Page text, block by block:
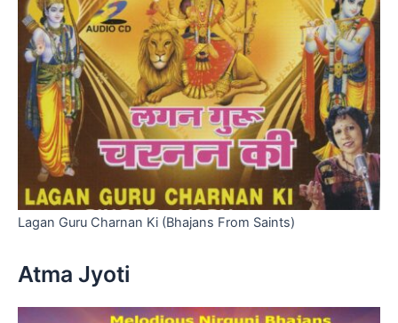
Lagan Guru Charnan Ki (Bhajans From Saints)
Atma Jyoti